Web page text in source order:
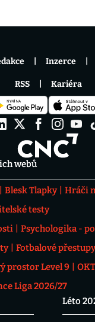
webů
Blesk Tlapky Hráči
testy
Psychologika -
Fotbalové přestupy
prostor Level 9
Liga 2026/27
Léto
Inzerce
RSS Kariéra